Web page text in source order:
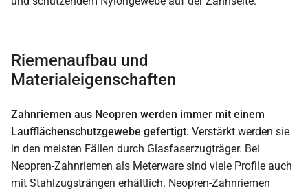
Riemenaufbau und
Materialeigenschaften
Zahnriemen aus Neopren werden immer mit einem
Laufflächenschutzgewebe gefertigt. Verstärkt werden sie
in den meisten Fällen durch Glasfaserzugträger. Bei
Neopren-Zahnriemen als Meterware sind viele Profile auch
mit Stahlzugsträngen erhältlich. Neopren-Zahnriemen